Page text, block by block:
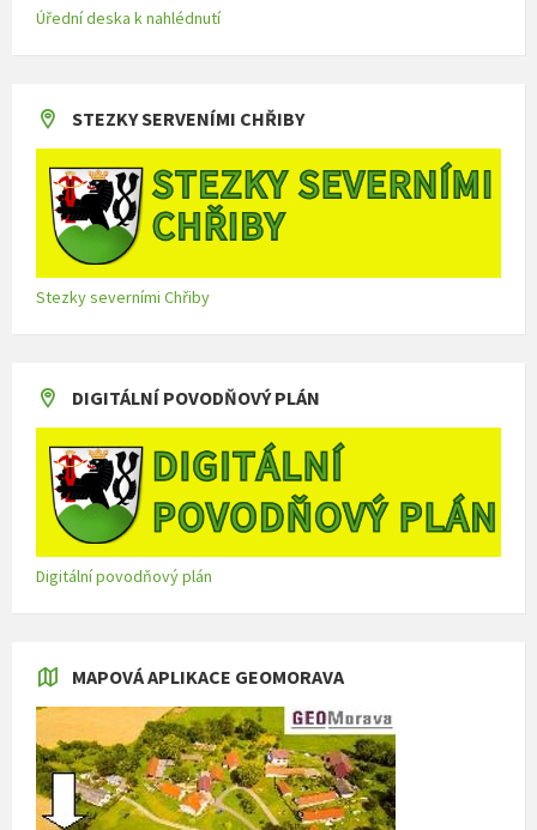
Úřední deska k nahlédnutí
STEZKY SERVENÍMI CHŘIBY
Stezky severními Chřiby
DIGITÁLNÍ POVODŇOVÝ PLÁN
Digitální povodňový plán
MAPOVÁ APLIKACE GEOMORAVA